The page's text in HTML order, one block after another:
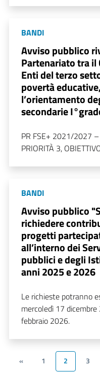
BANDI
Avviso pubblico
Partenariato tra il
Enti del terzo
povertà
l’orientamento
secondarie
PR FSE+ 2021/2027 –
PRIORITÀ 3,
BANDI
Avviso pubblico
richiedere
progetti
all’interno dei
pubblici e degli
anni 2025 e 2026
Le richieste potranno
mercoledì 17
febbraio 2026.
« 1 2 3